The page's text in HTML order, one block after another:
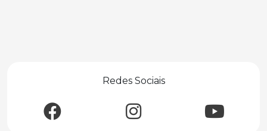
Redes Sociais